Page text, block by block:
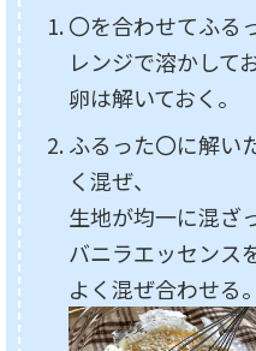
〇を合わせてふる
レンジで溶かして
卵は解いておく。
ふるった〇に解い
く混ぜ、
生地が均一に混ざ
バニラエッセンス
よく混ぜ合わせる。